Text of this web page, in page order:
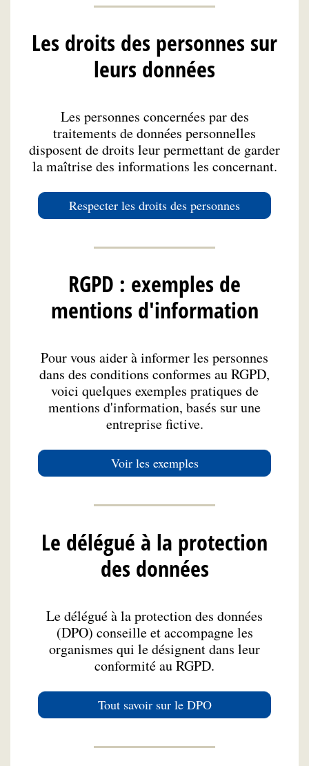
Les droits des personnes sur
leurs données
Les personnes concernées par des
traitements de données personnelles
disposent de droits leur permettant de garder
la maîtrise des informations les concernant.
Respecter les droits des personnes
RGPD : exemples de
mentions d'information
Pour vous aider à informer les personnes
dans des conditions conformes au RGPD,
voici quelques exemples pratiques de
mentions d'information, basés sur une
entreprise fictive.
Voir les exemples
Le délégué à la protection
des données
Le délégué à la protection des données
(DPO) conseille et accompagne les
organismes qui le désignent dans leur
conformité au RGPD.
Tout savoir sur le DPO